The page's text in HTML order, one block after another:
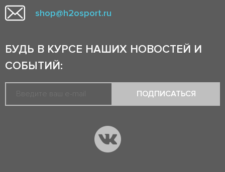
shop@h2osport.ru
БУДЬ В КУРСЕ НАШИХ НОВОСТЕЙ И
СОБЫТИЙ:
ПОДПИСАТЬСЯ